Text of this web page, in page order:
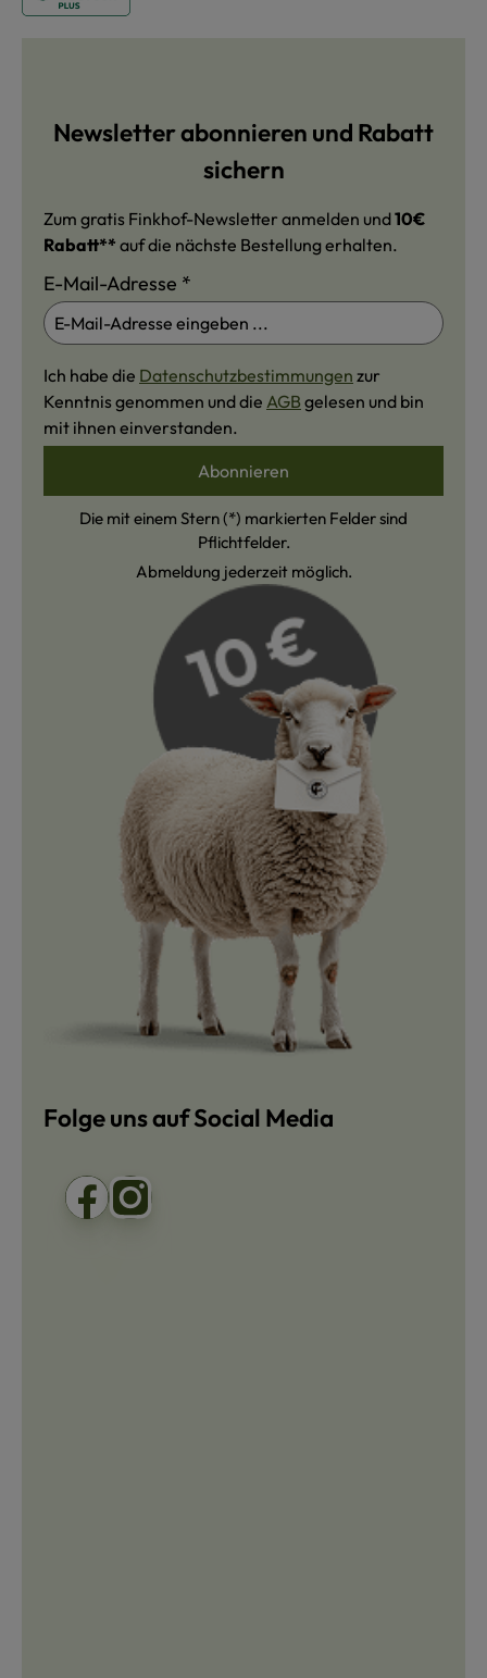
Newsletter abonnieren und Rabatt
sichern
Zum gratis Finkhof-Newsletter anmelden und10€
Rabatt** auf die nächste Bestellung erhalten.
E-Mail-Adresse *
Ich habe die Datenschutzbestimmungen zur
Kenntnis genommen und die AGB gelesen und bin
mit ihnen einverstanden.
Abonnieren
Die mit einem Stern (*) markierten Felder sind
Pflichtfelder.
Abmeldung jederzeit möglich.
Folge uns auf Social Media